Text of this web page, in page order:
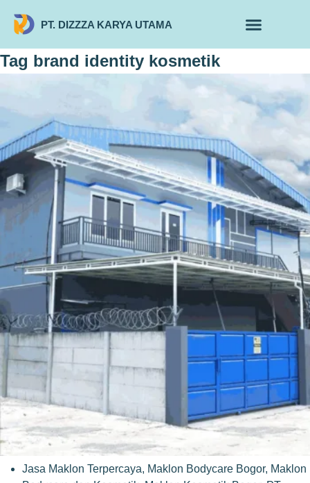
PT. DIZZZA KARYA UTAMA
Tag brand identity kosmetik
Jasa Maklon Terpercaya, Maklon Bodycare Bogor, Maklon